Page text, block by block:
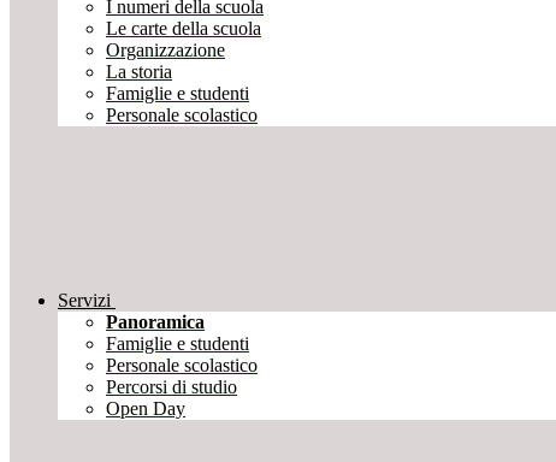
I numeri della scuola
Le carte della scuola
Organizzazione
La storia
Famiglie e studenti
Personale scolastico
Servizi
Panoramica
Famiglie e studenti
Personale scolastico
Percorsi di studio
Open Day